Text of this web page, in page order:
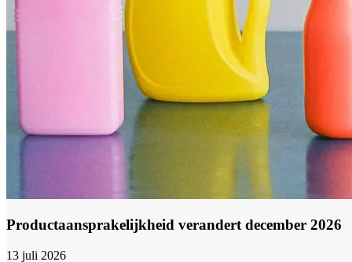
Productaansprakelijkheid verandert december 2026
13 juli 2026